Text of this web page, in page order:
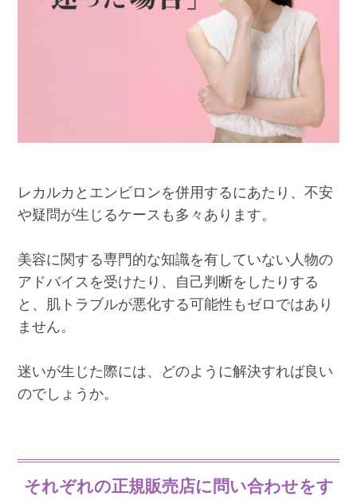
レカルカとエンビロンを併用するにあたり、不安
や疑問が生じるケースも多々あります。
美容に関する専門的な知識を有していない人物の
アドバイスを受けたり、自己判断をしたりする
と、肌トラブルが悪化する可能性もゼロではあり
ません。
迷いが生じた際には、どのように解決すれば良い
のでしょうか。
それぞれの正規販売店に問い合わせをす